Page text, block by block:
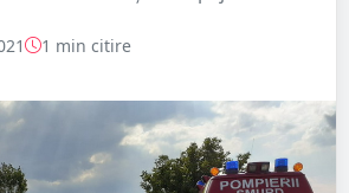
1 min citire